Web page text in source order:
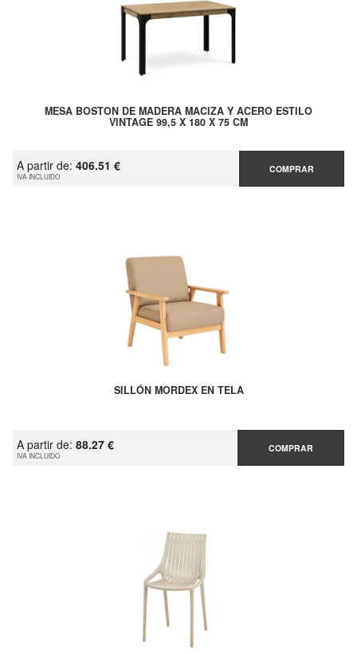
MESA BOSTON DE MADERA MACIZA Y ACERO ESTILO
VINTAGE 99,5 X 180 X 75 CM
A partir de: 406.51 €
IVA INCLUIDO
COMPRAR
SILLÓN MORDEX EN TELA
A partir de: 88.27 €
IVA INCLUIDO
COMPRAR